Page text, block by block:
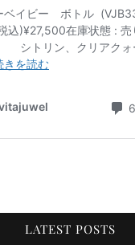
LATEST POSTS